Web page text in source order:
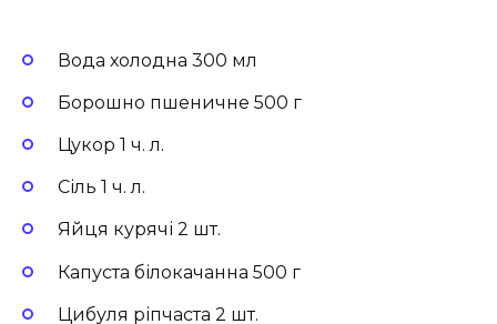
Вода холодна 300 мл
Борошно пшеничне 500 г
Цукор 1 ч. л.
Сіль 1 ч. л.
Яйця курячі 2 шт.
Капуста білокачанна 500 г
Цибуля ріпчаста 2 шт.